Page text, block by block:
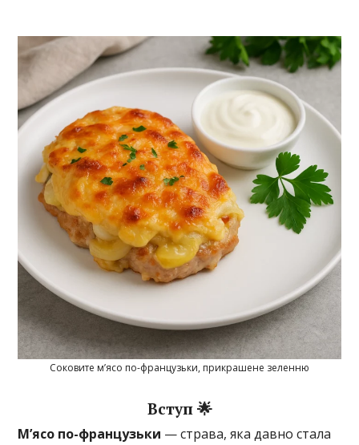
Соковите м’ясо по-французьки, прикрашене зеленню
Вступ 🌟
М’ясо по-французьки — страва, яка давно стала